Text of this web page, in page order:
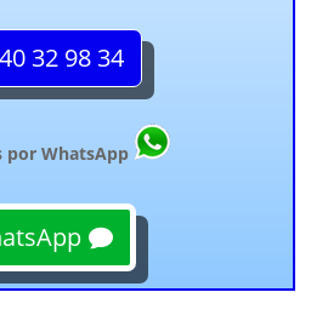
32 98 34
por WhatsApp